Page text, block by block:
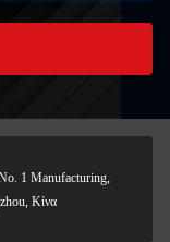
1 Manufacturing,
Κίνα